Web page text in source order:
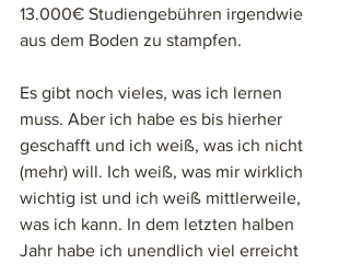
13.000€ Studiengebühren irgendwie
aus dem Boden zu stampfen.
Es gibt noch vieles, was ich lernen
muss. Aber ich habe es bis hierher
geschafft und ich weiß, was ich nicht
(mehr) will. Ich weiß, was mir wirklich
wichtig ist und ich weiß mittlerweile,
was ich kann. In dem letzten halben
Jahr habe ich unendlich viel erreicht